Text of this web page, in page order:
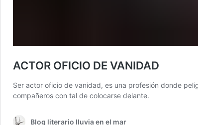
ACTOR OFICIO DE VANIDAD
Ser actor oficio de vanidad, es una profesión donde
compañeros con tal de colocarse delante.
Blog literario lluvia en el mar